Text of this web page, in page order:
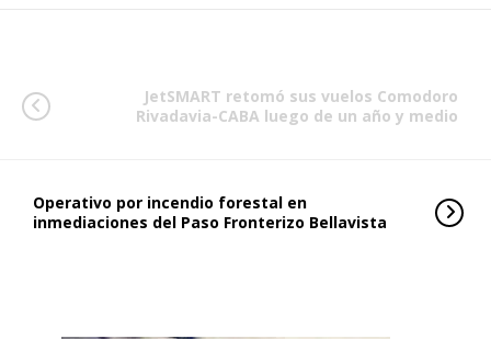
JetSMART retomó sus vuelos Comodoro
Rivadavia-CABA luego de un año y medio
Operativo por incendio forestal en
inmediaciones del Paso Fronterizo Bellavista